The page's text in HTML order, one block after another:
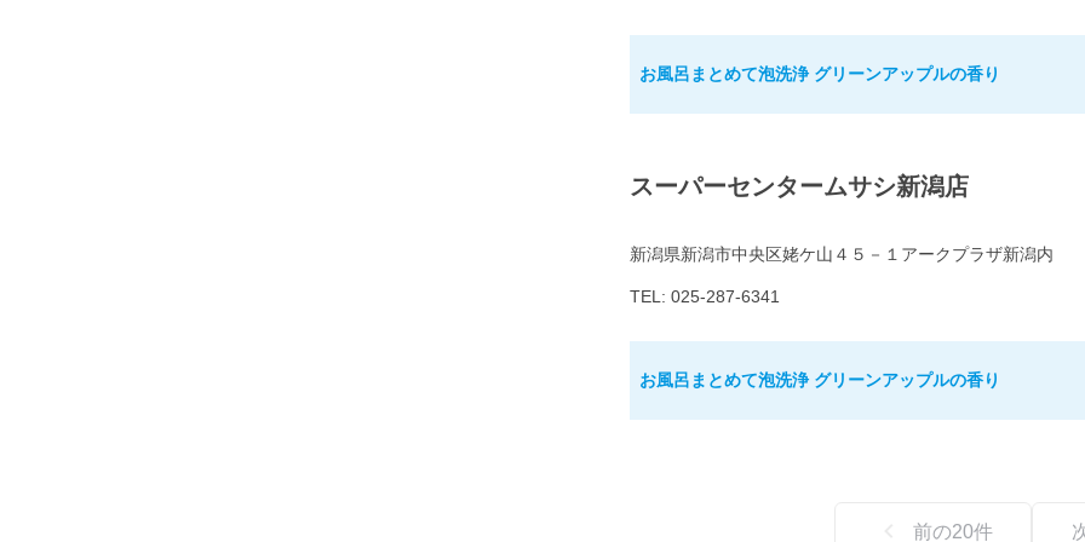
お風呂まとめて泡洗浄 グリーンアップルの香り
スーパーセンタームサシ新潟店
新潟県新潟市中央区姥ケ山４５－１アークプラザ新潟内
TEL: 025-287-6341
お風呂まとめて泡洗浄 グリーンアップルの香り
前の20件